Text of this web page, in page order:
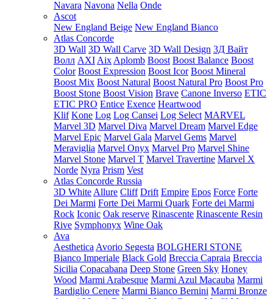
Navara Navona Nella Onde
Ascot
New England Beige New England Bianco
Atlas Concorde
3D Wall 3D Wall Carve 3D Wall Design 3Д Вайт
Волл AXI Aix Aplomb Boost Boost Balance Boost
Color Boost Expression Boost Icor Boost Mineral
Boost Mix Boost Natural Boost Natural Pro Boost Pro
Boost Stone Boost Vision Brave Canone Inverso ETIC
ETIC PRO Entice Exence Heartwood
Klif Kone Log Log Cansei Log Select MARVEL
Marvel 3D Marvel Diva Marvel Dream Marvel Edge
Marvel Epic Marvel Gala Marvel Gems Marvel
Meraviglia Marvel Onyx Marvel Pro Marvel Shine
Marvel Stone Marvel T Marvel Travertine Marvel X
Norde Nyra Prism Vest
Atlas Concorde Russia
3D White Allure Cliff Drift Empire Epos Force Forte
Dei Marmi Forte Dei Marmi Quark Forte dei Marmi
Rock Iconic Oak reserve Rinascente Rinascente Resin
Rive Symphonyx Wine Oak
Ava
Aesthetica Avorio Segesta BOLGHERI STONE
Bianco Imperiale Black Gold Breccia Capraia Breccia
Sicilia Copacabana Deep Stone Green Sky Honey
Wood Marmi Arabesque Marmi Azul Macauba Marmi
Bardiglio Cenere Marmi Bianco Bernini Marmi Bronze